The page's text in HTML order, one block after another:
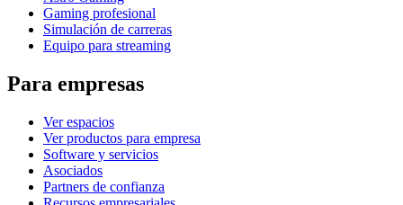
Gaming profesional
Simulación de carreras
Equipo para streaming
Para empresas
Ver espacios
Ver productos para empresa
Software y servicios
Asociados
Partners de confianza